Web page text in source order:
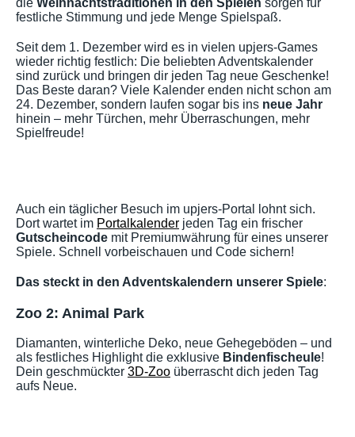
die Weihnachtstraditionen in den Spielen sorgen für
festliche Stimmung und jede Menge Spielspaß.
Seit dem 1. Dezember wird es in vielen upjers-Games
wieder richtig festlich: Die beliebten Adventskalender
sind zurück und bringen dir jeden Tag neue Geschenke!
Das Beste daran? Viele Kalender enden nicht schon am
24. Dezember, sondern laufen sogar bis ins neue Jahr
hinein – mehr Türchen, mehr Überraschungen, mehr
Spielfreude!
Auch ein täglicher Besuch im upjers-Portal lohnt sich.
Dort wartet im Portalkalender jeden Tag ein frischer
Gutscheincode mit Premiumwährung für eines unserer
Spiele. Schnell vorbeischauen und Code sichern!
Das steckt in den Adventskalendern unserer Spiele:
Zoo 2: Animal Park
Diamanten, winterliche Deko, neue Gehegeböden – und
als festliches Highlight die exklusive Bindenfischeule!
Dein geschmückter 3D-Zoo überrascht dich jeden Tag
aufs Neue.